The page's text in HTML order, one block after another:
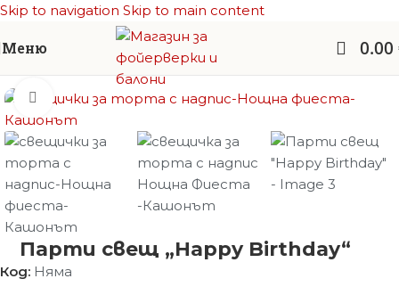
Skip to navigation Skip to main content
Меню 0.00
Парти артикули/Свещички рожден ден
Увеличи
Парти свещ „Happy Birthday“
Код: Няма